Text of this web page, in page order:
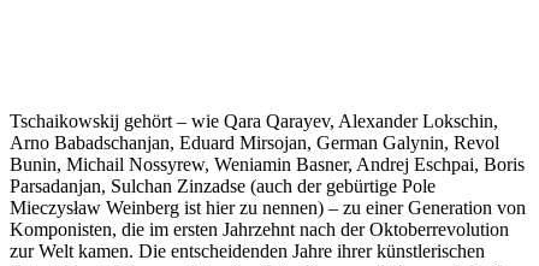
Tschaikowskij gehört – wie Qara Qarayev, Alexander Lokschin,
Arno Babadschanjan, Eduard Mirsojan, German Galynin, Revol
Bunin, Michail Nossyrew, Weniamin Basner, Andrej Eschpai, Boris
Parsadanjan, Sulchan Zinzadse (auch der gebürtige Pole
Mieczysław Weinberg ist hier zu nennen) – zu einer Generation von
Komponisten, die im ersten Jahrzehnt nach der Oktoberrevolution
zur Welt kamen. Die entscheidenden Jahre ihrer künstlerischen